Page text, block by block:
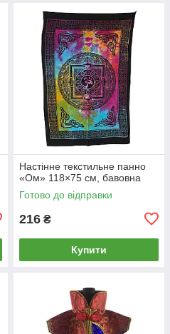
Настінне текстильне панно
«Ом» 118×75 см, бавовна
Готово до відправки
216 ₴
Купити